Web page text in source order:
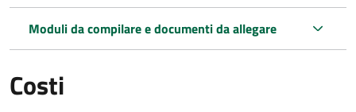
Moduli da compilare e documenti da allegare
Costi